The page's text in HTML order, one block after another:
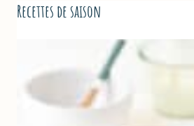
Recettes de saison